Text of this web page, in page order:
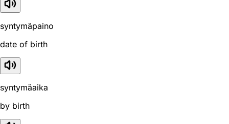
syntymäpaino
date of birth
syntymäaika
by birth